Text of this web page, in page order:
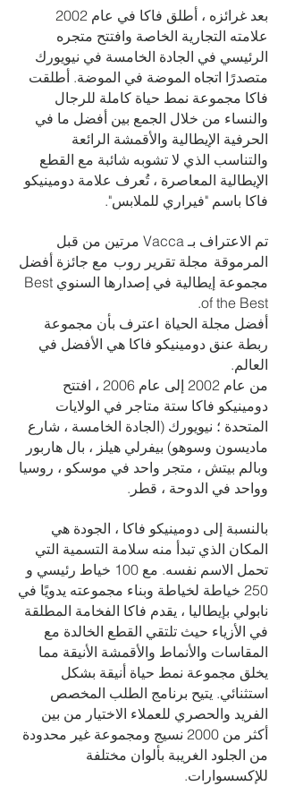
بعد غرائزه ، أطلق فاكا في عام 2002
علامته التجارية الخاصة وافتتح متجره
الرئيسي في الجادة الخامسة في نيويورك
متصدرًا اتجاه الموضة في الموضة. أطلقت
فاكا مجموعة نمط حياة كاملة للرجال
والنساء من خلال الجمع بين أفضل ما في
الحرفية الإيطالية والأقمشة الرائعة
والتناسب الذي لا تشوبه شائبة مع القطع
الإيطالية المعاصرة ، تُعرف علامة دومينيكو
فاكا باسم "فيراري للملابس".
تم الاعتراف بـ Vacca مرتين من قبل
المرموقة مجلة تقرير روب مع جائزة أفضل
مجموعة إيطالية في إصدارها السنوي Best
of the Best.
أفضل مجلة الحياة اعترف بأن مجموعة
ربطة عنق دومينيكو فاكا هي الأفضل في
العالم.
من عام 2002 إلى عام 2006 ، افتتح
دومينيكو فاكا ستة متاجر في الولايات
المتحدة ؛ نيويورك (الجادة الخامسة ، شارع
ماديسون وسوهو) بيفرلي هيلز ، بال هاربور
وبالم بيتش ، متجر واحد في موسكو ، روسيا
وواحد في الدوحة ، قطر.
بالنسبة إلى دومينيكو فاكا ، الجودة هي
المكان الذي تبدأ منه سلامة التسمية التي
تحمل الاسم نفسه. مع 100 خياط رئيسي و
250 خياطة لخياطة وبناء مجموعته يدويًا في
نابولي بإيطاليا ، يقدم فاكا الفخامة المطلقة
في الأزياء حيث تلتقي القطع الخالدة مع
المقاسات والأنماط والأقمشة الأنيقة مما
يخلق مجموعة نمط حياة أنيقة بشكل
استثنائي. يتيح برنامج الطلب المخصص
الفريد والحصري للعملاء الاختيار من بين
أكثر من 2000 نسيج ومجموعة غير محدودة
من الجلود الغريبة بألوان مختلفة
للإكسسوارات.